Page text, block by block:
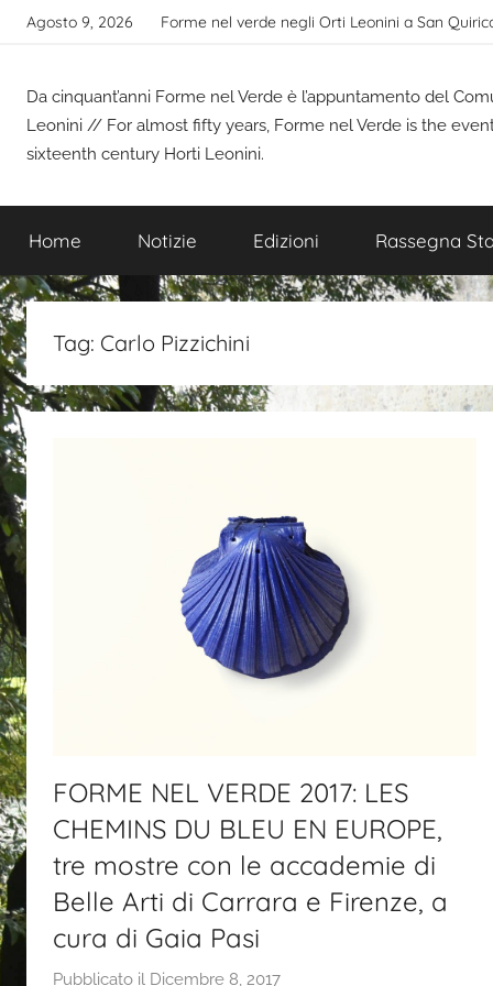
SaltaAgosto 9, 2026 Forme nel verde negli Orti Leonini a San
Da cinquant’anni Forme nel Verde è l’appuntamento del
Leonini // For almost fifty years, Forme nel Verde is the
sixteenth century Horti Leonini.
Home Notizie Edizioni Rassegna
Tag: Carlo Pizzichini
FORME NEL VERDE 2017: LES
CHEMINS DU BLEU EN EUROPE,
tre mostre con le accademie di
Belle Arti di Carrara e Firenze, a
cura di Gaia Pasi
Pubblicato il Dicembre 8, 2017